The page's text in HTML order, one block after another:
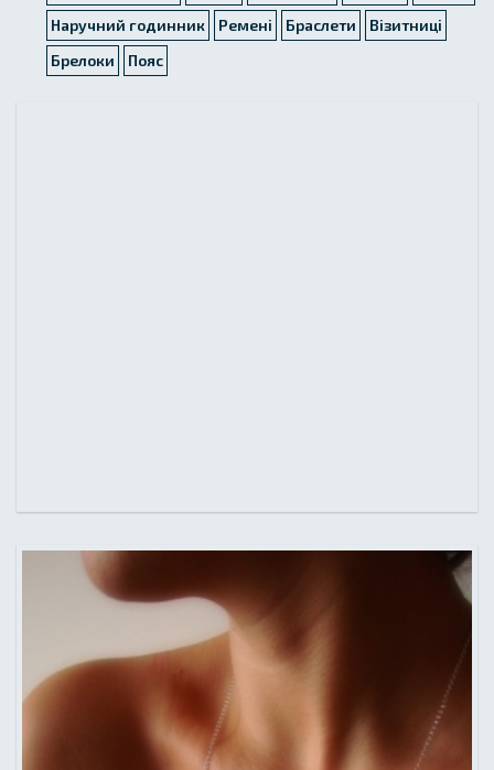
Наручний годинник
Ремені Браслети
Візитниці
Брелоки
Пояс